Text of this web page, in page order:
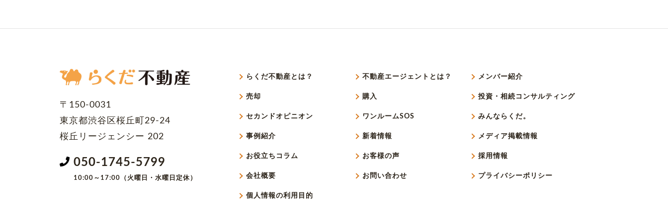
〒150-0031
東京都渋谷区桜丘町29-24
桜丘リージェンシー 202
050-1745-5799
10:00～17:00（火曜日・水曜日定休）
らくだ不動産とは？ 不動産エージェントとは？ メンバー紹介
売却 購入 投資・相続コンサルティング
セカンドオピニオン ワンルームSOS みんならくだ。
事例紹介 新着情報 メディア掲載情報
お役立ちコラム お客様の声 採用情報
会社概要 お問い合わせ プライバシーポリシー
個人情報の利用目的